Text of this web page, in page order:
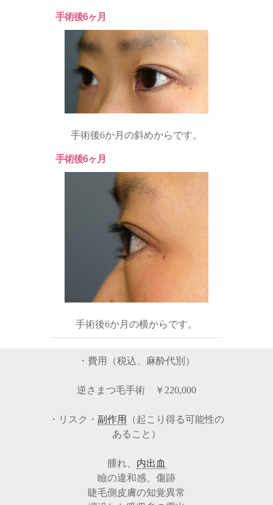
手術後6ヶ月
手術後6か月の斜めからです。
手術後6ヶ月
手術後6か月の横からです。
・費用（税込、麻酔代別）
逆さまつ毛手術 ￥220,000
・リスク・ 副作用
（起こり得る可能性の
あること）
腫れ、 内出血
瞼の違和感、傷跡
睫毛側皮膚の知覚異常